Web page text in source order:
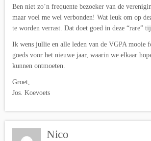
Ben niet zo’n frequente bezoeker van de
maar voel me wel verbonden! Wat leuk om op
te worden verrast. Dat doet goed in deze “rare”
Ik wens jullie en alle leden van de VGPA mooie
goeds voor het nieuwe jaar, waarin we elkaar
kunnen ontmoeten.
Groet,
Jos. Koevoets
Nico